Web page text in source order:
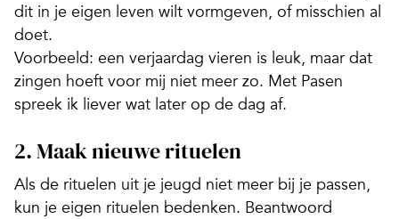
dit in je eigen leven wilt vormgeven, of misschien al
doet.
Voorbeeld: een verjaardag vieren is leuk, maar dat
zingen hoeft voor mij niet meer zo. Met Pasen
spreek ik liever wat later op de dag af.
2. Maak nieuwe rituelen
Als de rituelen uit je jeugd niet meer bij je passen,
kun je eigen rituelen bedenken. Beantwoord